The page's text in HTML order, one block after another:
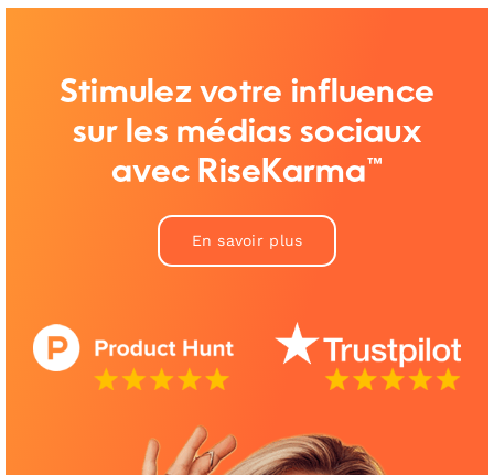
Stimulez votre influence
sur les médias sociaux
avec RiseKarma™
En savoir plus